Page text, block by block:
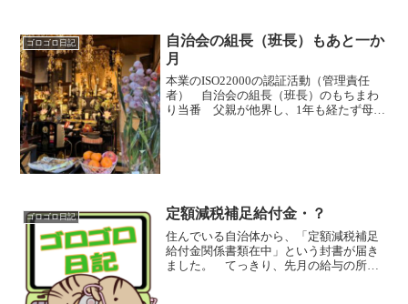
ゴロゴロ日記
自治会の組長（班長）もあと一か
月
本業のISO22000の認証活動（管理責任
者） 自治会の組長（班長）のもちまわ
り当番 父親が他界し、1年も経たず母親
ゴロゴロ日記 定額減税補足給付金・？
住んでいる自治体から、「定額減税補足
給付金関係書類在中」という封書が届き
ました。 てっきり、先月の給与の所得